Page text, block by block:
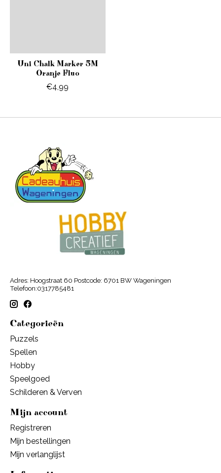
Uni Chalk Marker 5M
Oranje Fluo
€4,99
Adres: Hoogstraat 60 Postcode: 6701 BW Wageningen
Telefoon:0317785481
Categorieën
Puzzels
Spellen
Hobby
Speelgoed
Schilderen & Verven
Mijn account
Registreren
Mijn bestellingen
Mijn verlanglijst